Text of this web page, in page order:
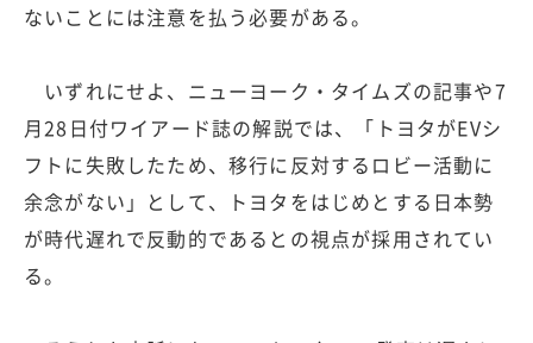
ないことには注意を払う必要がある。
いずれにせよ、ニューヨーク・タイムズの記事や7
月28日付ワイアード誌の解説では、「トヨタがEVシ
フトに失敗したため、移行に反対するロビー活動に
余念がない」として、トヨタをはじめとする日本勢
が時代遅れで反動的であるとの視点が採用されてい
る。